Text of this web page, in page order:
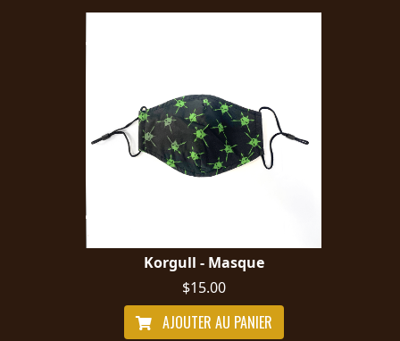
Korgull - Masque
$15.00
AJOUTER AU PANIER